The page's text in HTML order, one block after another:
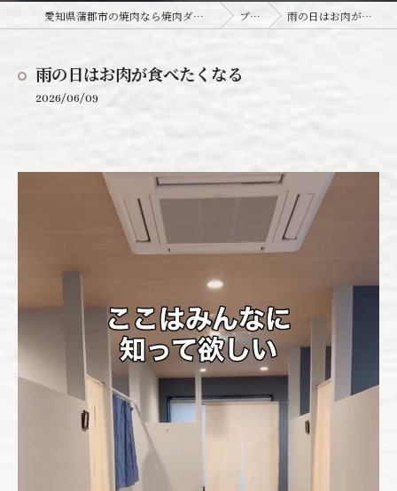
愛知県蒲郡市の焼肉なら焼肉ダイニング joie-ジョワ- ブログ 雨の日はお肉が食べたくなる
雨の日はお肉が食べたくなる
2026/06/09